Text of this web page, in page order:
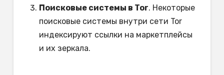
Поисковые системы в Tor. Некоторые
поисковые системы внутри сети Tor
индексируют ссылки на маркетплейсы
и их зеркала.